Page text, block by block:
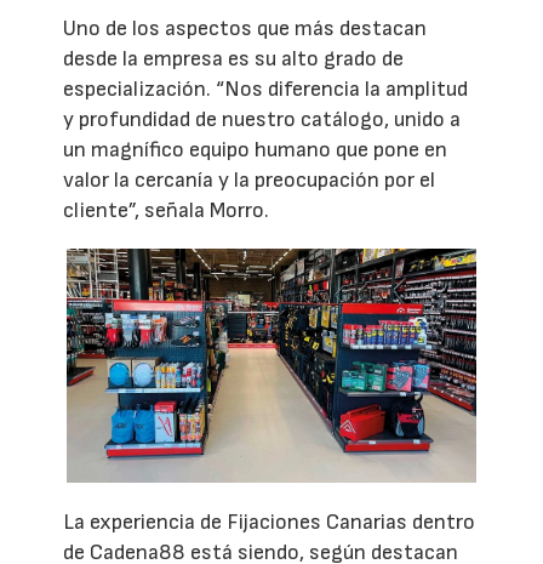
Uno de los aspectos que más destacan
desde la empresa es su alto grado de
especialización. “Nos diferencia la amplitud
y profundidad de nuestro catálogo, unido a
un magnífico equipo humano que pone en
valor la cercanía y la preocupación por el
cliente”, señala Morro.
La experiencia de Fijaciones Canarias dentro
de Cadena88 está siendo, según destacan